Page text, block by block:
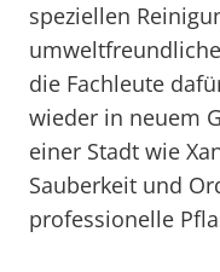
speziellen
die Fachleute
wieder in neuem
einer Stadt wie
Sauberkeit und
professionelle